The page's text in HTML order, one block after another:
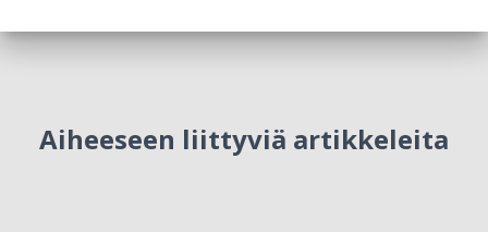
Aiheeseen liittyviä artikkeleita